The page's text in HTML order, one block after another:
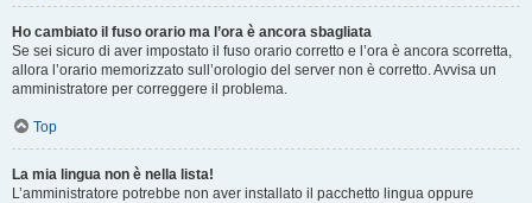
Ho cambiato il fuso orario ma l’ora è ancora sbagliata
Se sei sicuro di aver impostato il fuso orario corretto e l’ora è ancora scorretta,
allora l’orario memorizzato sull’orologio del server non è corretto. Avvisa un
amministratore per correggere il problema.
Top
La mia lingua non è nella lista!
L’amministratore potrebbe non aver installato il pacchetto lingua oppure